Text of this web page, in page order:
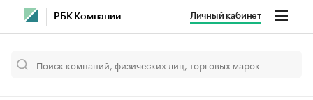
РБК Компании Личный кабинет